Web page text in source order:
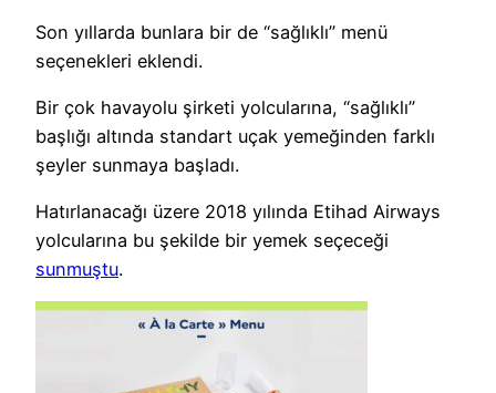
Son yıllarda bunlara bir de “sağlıklı” menü
seçenekleri eklendi.
Bir çok havayolu şirketi yolcularına, “sağlıklı”
başlığı altında standart uçak yemeğinden farklı
şeyler sunmaya başladı.
Hatırlanacağı üzere 2018 yılında Etihad Airways
yolcularına bu şekilde bir yemek seçeceği
sunmuştu.